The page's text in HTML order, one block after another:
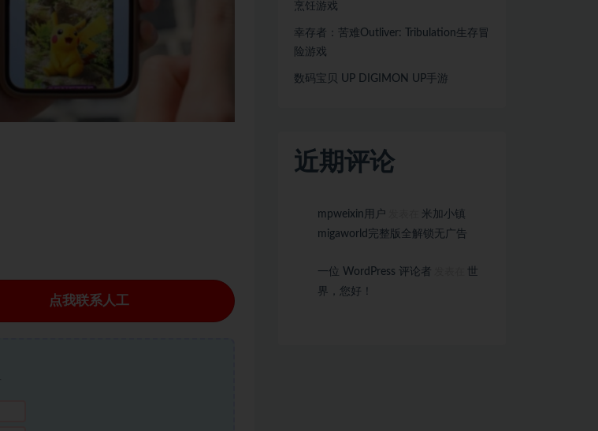
点我联系人工
烹饪游戏
幸存者：苦难Outliver: Tribulation生存冒
险游戏
数码宝贝 UP DIGIMON UP手游
近期评论
mpweixin用户
米加小镇
migaworld完整版全解锁无广告
一位 WordPress 评论者
世
界，您好！